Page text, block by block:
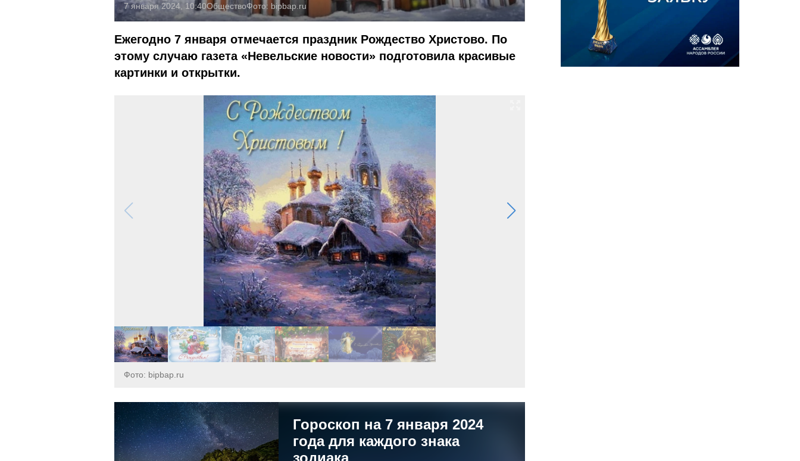
7 января 2024, 10:40ОбществоФото: bipbap.ru
Ежегодно 7 января отмечается праздник Рождество Христово. По
этому случаю газета «Невельские новости» подготовила красивые
картинки и открытки.
Фото: bipbap.ru
Гороскоп на 7 января 2024
года для каждого знака